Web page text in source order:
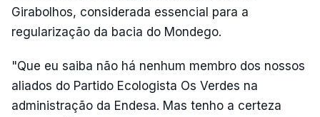
Girabolhos, considerada essencial para a
regularização da bacia do Mondego.
"Que eu saiba não há nenhum membro dos nossos
aliados do Partido Ecologista Os Verdes na
administração da Endesa. Mas tenho a certeza